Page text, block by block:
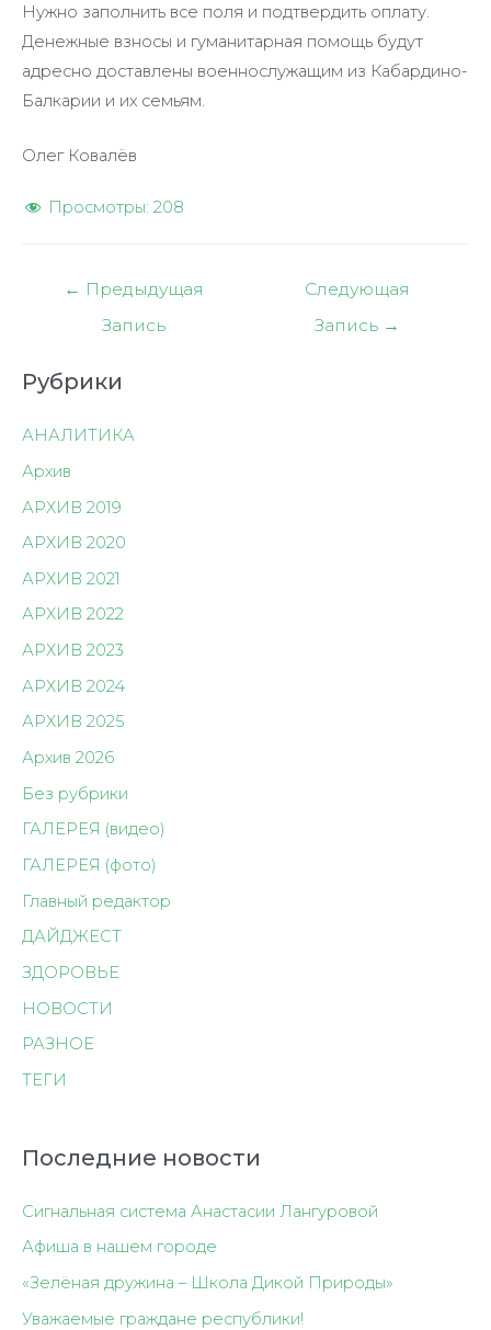
Нужно заполнить все поля и подтвердить оплату.
Денежные взносы и гуманитарная помощь будут
адресно доставлены военнослужащим из Кабардино-
Балкарии и их семьям.
Олег Ковалёв
Просмотры: 208
Навигация
← Предыдущая
Запись
Следующая
Запись →
Рубрики
АНАЛИТИКА
Архив
АРХИВ 2019
АРХИВ 2020
АРХИВ 2021
АРХИВ 2022
АРХИВ 2023
АРХИВ 2024
АРХИВ 2025
Архив 2026
Без рубрики
ГАЛЕРЕЯ (видео)
ГАЛЕРЕЯ (фото)
Главный редактор
ДАЙДЖЕСТ
ЗДОРОВЬЕ
НОВОСТИ
РАЗНОЕ
ТЕГИ
Последние новости
Сигнальная система Анастасии Лангуровой
Афиша в нашем городе
«Зелёная дружина – Школа Дикой Природы»
Уважаемые граждане республики!